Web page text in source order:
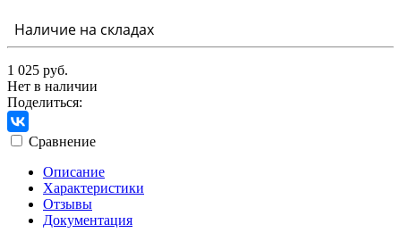
Наличие на складах
1 025 руб.
Нет в наличии
Поделиться:
Сравнение
Описание
Характеристики
Отзывы
Документация